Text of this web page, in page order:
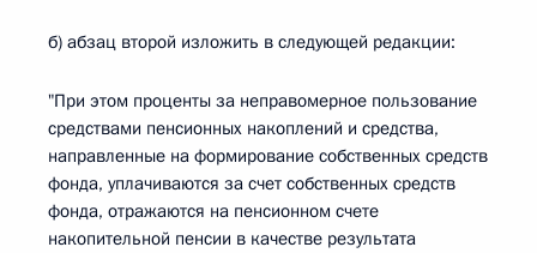
б) абзац второй изложить в следующей редакции:
"При этом проценты за неправомерное пользование
средствами пенсионных накоплений и средства,
направленные на формирование собственных средств
фонда, уплачиваются за счет собственных средств
фонда, отражаются на пенсионном счете
накопительной пенсии в качестве результата